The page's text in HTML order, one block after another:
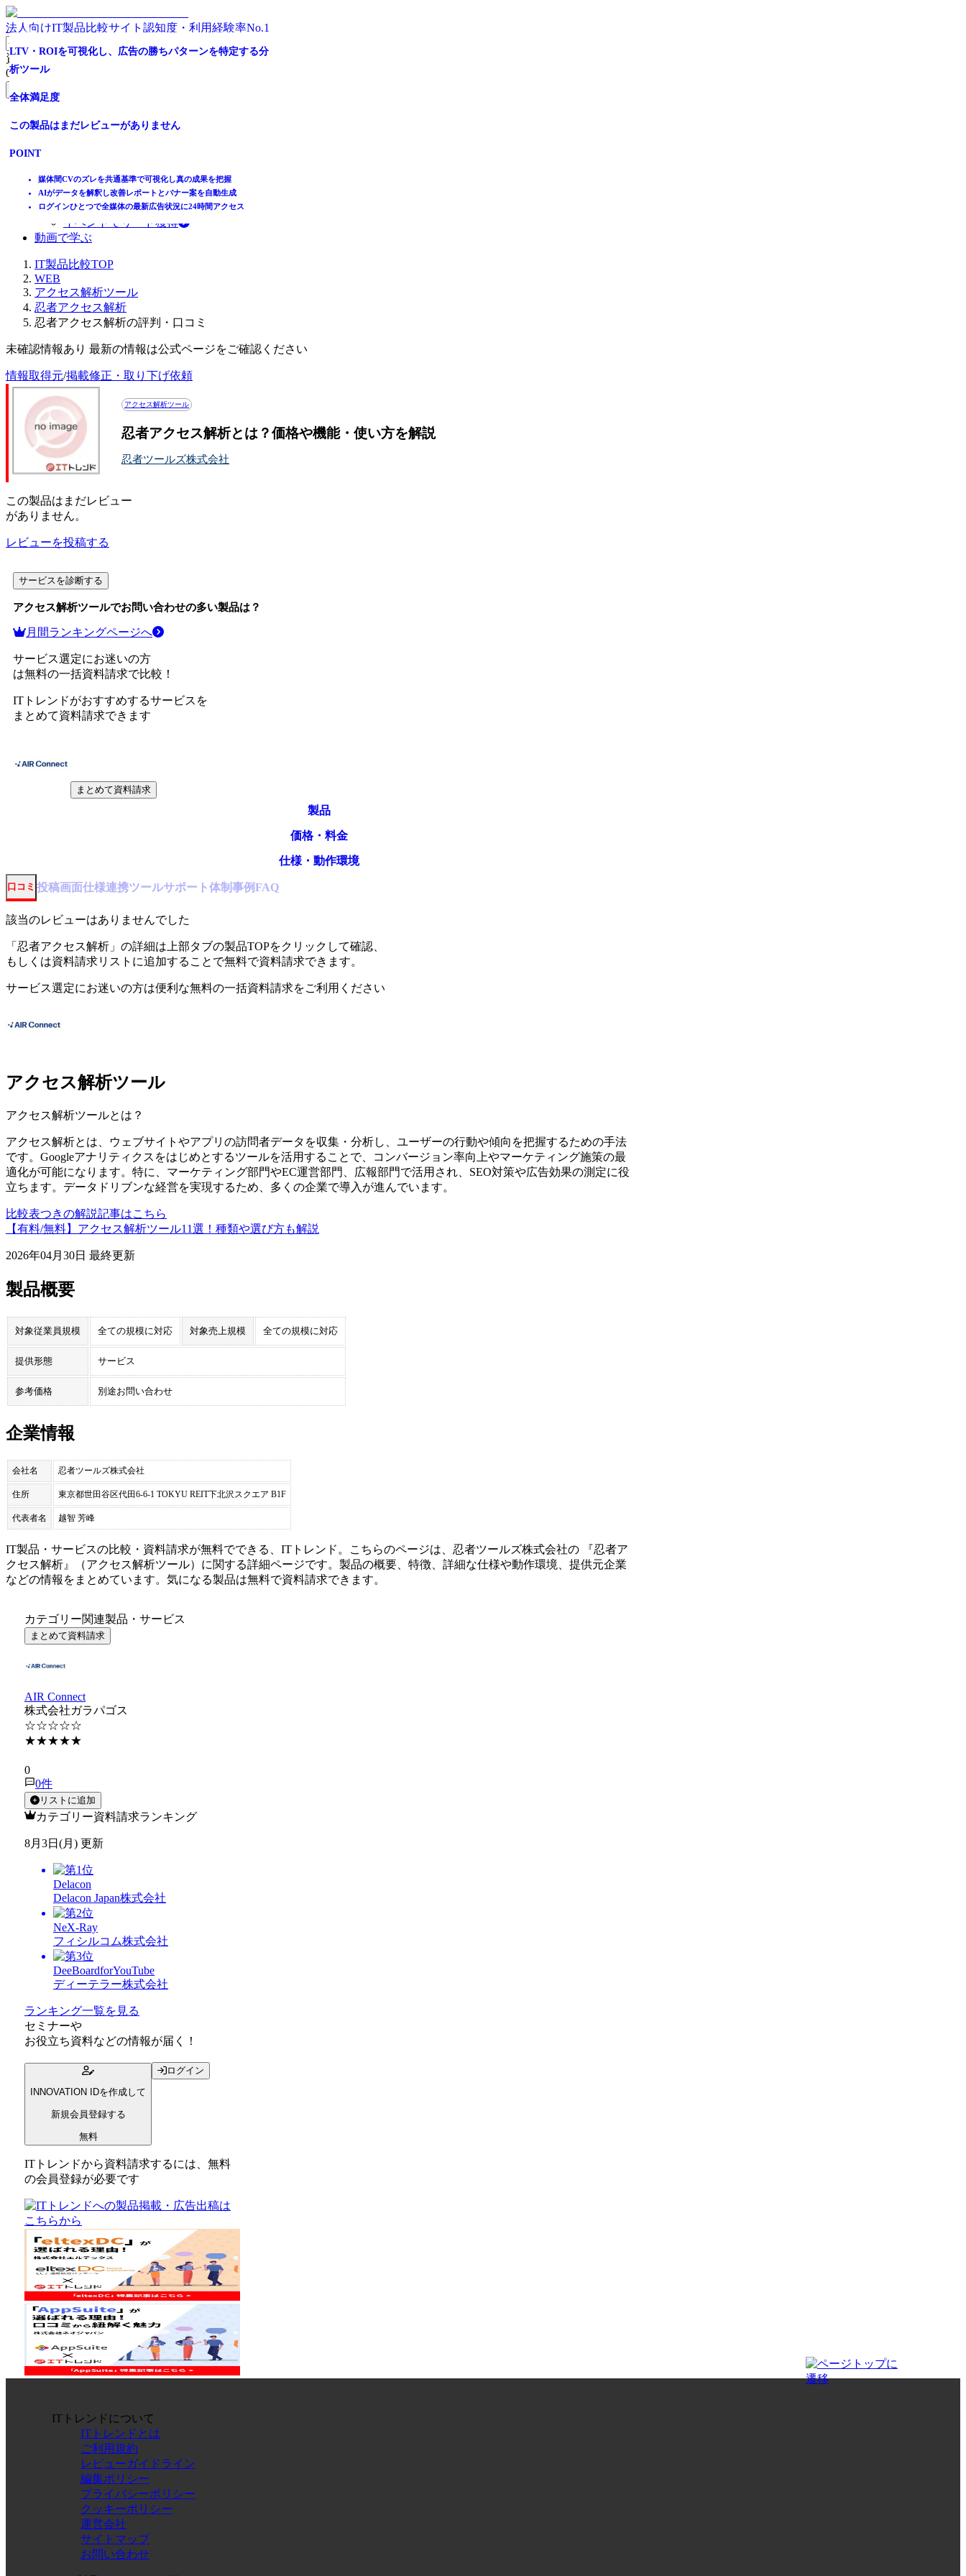
法人向けIT製品比較サイト 認知度・利用経験率No.1
資料請求リスト
0件
無料資料請求フォームへ
ホーム
製品を探す
ランキングから探す
はじめての方へ
掲載について
ITトレンドへの掲載
イベントでリード獲得
動画で学ぶ
IT製品比較TOP
WEB
アクセス解析ツール
忍者アクセス解析
忍者アクセス解析の評判・口コミ
未確認情報あり 最新の情報は公式ページをご確認ください
情報取得元/掲載修正・取り下げ依頼
アクセス解析ツール
忍者アクセス解析とは？価格や機能・使い方を解説
忍者ツールズ株式会社
この製品はまだレビュー
がありません。
レビューを投稿する
サービスを診断する
アクセス解析ツールでお問い合わせの多い製品は？
月間ランキングページへ
サービス選定にお迷いの方
は無料の一括資料請求で比較！
ITトレンドがおすすめするサービスを
まとめて資料請求できます
まとめて資料請求
製品
価格・料金
仕様・動作環境
口コミ 投稿画面仕様連携ツールサポート体制 事例FAQ
該当のレビューはありませんでした
「 忍者アクセス解析 」の詳細は上部タブの製品TOPをクリックして確認、
もしくは資料請求リストに追加することで無料で資料請求できます。
サービス選定にお迷いの方は便利な無料の一括資料請求をご利用ください
LTV・ROIを可視化し、広告の勝ちパターンを特定する分
析ツール
全体満足度
この製品はまだレビューがありません
POINT
媒体間CVのズレを共通基準で可視化し真の成果を把握
AIがデータを解釈し改善レポートとバナー案を自動生成
ログインひとつで全媒体の最新広告状況に24時間アクセス
アクセス解析ツール
アクセス解析ツールとは？
アクセス解析とは、ウェブサイトやアプリの訪問者データを収集・分析し、ユーザーの行動や傾向を把握するための手法
です。Googleアナリティクスをはじめとするツールを活用することで、コンバージョン率向上やマーケティング施策の最
適化が可能になります。特に、マーケティング部門やEC運営部門、広報部門で活用され、SEO対策や広告効果の測定に役
立ちます。データドリブンな経営を実現するため、多くの企業で導入が進んでいます。
比較表つきの解説記事はこちら
【有料/無料】アクセス解析ツール11選！種類や選び方も解説
2026年04月30日 最終更新
製品概要
対象従業員規模 全ての規模に対応 対象売上規模 全ての規模に対応
提供形態 サービス
参考価格 別途お問い合わせ
企業情報
会社名 忍者ツールズ株式会社
住所 東京都世田谷区代田6-6-1 TOKYU REIT下北沢スクエア B1F
代表者名 越智 芳峰
IT製品・サービスの比較・資料請求が無料でできる、ITトレンド。こちらのページは、 忍者ツールズ株式会社の 『忍者ア
クセス解析』（アクセス解析ツール）に関する詳細ページです。製品の概要、特徴、詳細な仕様や動作環境、提供元企業
などの情報をまとめています。気になる製品は無料で資料請求できます。
カテゴリー関連製品・サービス
まとめて資料請求
AIR Connect
株式会社ガラパゴス
☆☆☆☆☆
★★★★★
0
0件
リストに追加
カテゴリー資料請求ランキング
8月3日(月) 更新
Delacon
Delacon Japan株式会社
NeX-Ray
フィシルコム株式会社
DeeBoardforYouTube
ディーテラー株式会社
ランキング一覧を見る
セミナーや
お役立ち資料などの情報が届く！
INNOVATION IDを作成して
新規会員登録する
無料
ログイン
ITトレンドから資料請求するには、無料
の会員登録が必要です
ITトレンドについて
ITトレンドとは
ご利用規約
レビューガイドライン
編集ポリシー
プライバシーポリシー
クッキーポリシー
運営会社
サイトマップ
お問い合わせ